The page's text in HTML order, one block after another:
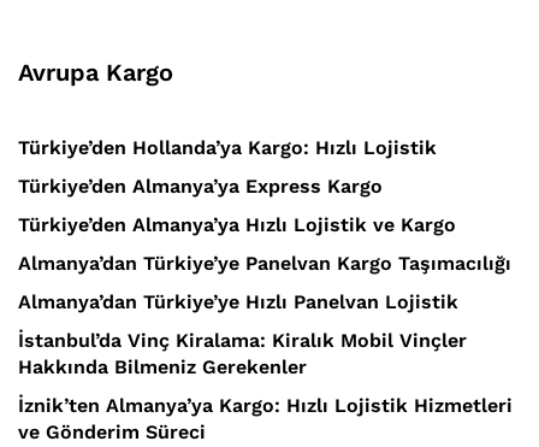
Avrupa Kargo
Türkiye’den Hollanda’ya Kargo: Hızlı Lojistik
Türkiye’den Almanya’ya Express Kargo
Türkiye’den Almanya’ya Hızlı Lojistik ve Kargo
Almanya’dan Türkiye’ye Panelvan Kargo Taşımacılığı
Almanya’dan Türkiye’ye Hızlı Panelvan Lojistik
İstanbul’da Vinç Kiralama: Kiralık Mobil Vinçler
Hakkında Bilmeniz Gerekenler
İznik’ten Almanya’ya Kargo: Hızlı Lojistik Hizmetleri
ve Gönderim Süreci